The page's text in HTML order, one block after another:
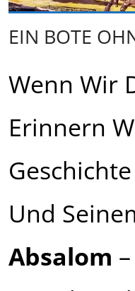
EIN BOTE
Wenn Wir
Erinnern
Und
Absalom